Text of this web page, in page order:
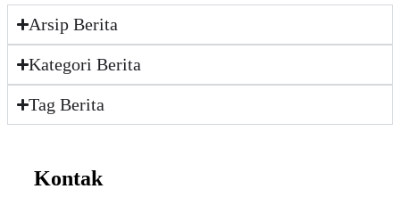
Arsip Berita
Kategori Berita
Tag Berita
Kontak